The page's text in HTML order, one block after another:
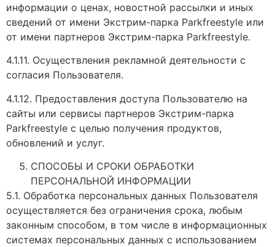
информации о ценах, новостной рассылки и иных
сведений от имени Экстрим-парка Parkfreestyle или
от имени партнеров Экстрим-парка Parkfreestyle.
4.1.11. Осуществления рекламной деятельности с
согласия Пользователя.
4.1.12. Предоставления доступа Пользователю на
сайты или сервисы партнеров Экстрим-парка
Parkfreestyle с целью получения продуктов,
обновлений и услуг.
СПОСОБЫ И СРОКИ ОБРАБОТКИ
ПЕРСОНАЛЬНОЙ ИНФОРМАЦИИ
5.1. Обработка персональных данных Пользователя
осуществляется без ограничения срока, любым
законным способом, в том числе в информационных
системах персональных данных с использованием